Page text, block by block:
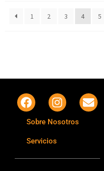
1 2 3 4 5
Sobre Nosotros
Servicios